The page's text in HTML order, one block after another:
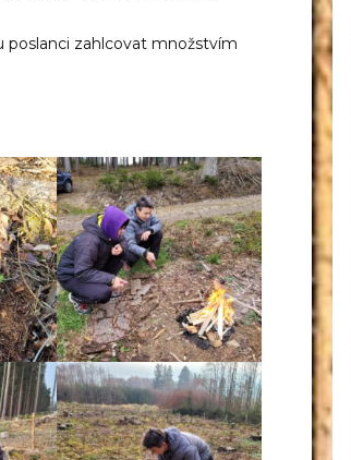
poslanci zahlcovat množstvím